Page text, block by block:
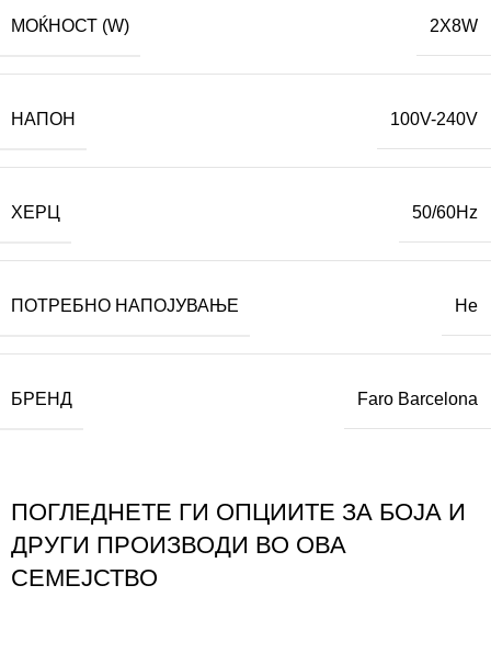
МОЌНОСТ (W) 2X8W
НАПОН 100V-240V
ХЕРЦ 50/60Hz
ПОТРЕБНО НАПОЈУВАЊЕ Не
БРЕНД Faro Barcelona
ПОГЛЕДНЕТЕ ГИ ОПЦИИТЕ ЗА БОЈА И
ДРУГИ ПРОИЗВОДИ ВО ОВА
СЕМЕЈСТВО